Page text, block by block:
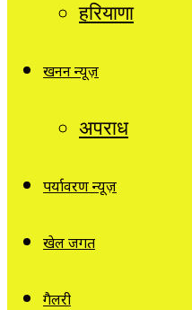
हरियाणा
खनन न्यूज़
अपराध
पर्यावरण न्यूज़
खेल जगत
गैलरी